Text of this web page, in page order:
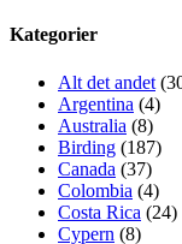
Kategorier
Alt det andet
Argentina (4)
Australia (8)
Birding (187)
Canada (37)
Colombia (4)
Costa Rica (24)
Cypern (8)